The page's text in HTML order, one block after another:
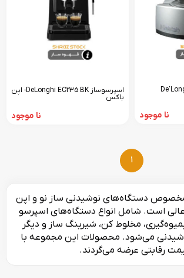
نا موجود
اسپرسوساز DeLonghi EC235 BK- اپن
باکس
نا موجود
1
دستگاه‌های نوشیدنی ساز نو و اپن
است. شامل انواع دستگاه‌های اسپرسو
مخلوط کن، شیرینگ ساز و دیگر
می‌شود. محصولات این مجموعه با
رقابتی عرضه می‌گردند.